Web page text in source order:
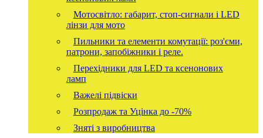
Мотосвітло: габарит, стоп-сигнали і LED
лінзи для мото
Пильники та елементи комутації: роз'єми,
патрони, запобіжники і реле.
Перехідники для LED та ксенонових
ламп
Важелі підвіски
Розпродаж та Уцінка до -70%
Зняті з виробництва